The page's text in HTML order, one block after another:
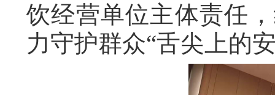
饮经营单位主体责任
力守护群众“舌尖上的